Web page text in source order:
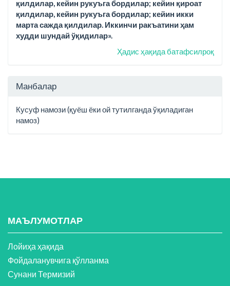
қилдилар, кейин рукуъга бордилар; кейин қироат
қилдилар, кейин рукуъга бордилар; кейин икки
марта сажда қилдилар. Иккинчи ракъатини ҳам
худди шундай ўқидилар».
Ҳадис ҳақида батафсилроқ
Манбалар
Кусуф намози (қуёш ёки ой тутилганда ўқиладиган
намоз)
МАЪЛУМОТЛАР
Лойиҳа ҳақида
Фойдаланувчига қўлланма
Сунани Термизий